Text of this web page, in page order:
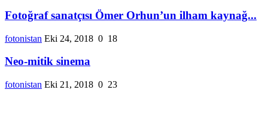
Fotoğraf sanatçısı Ömer Orhun’un ilham kaynağ...
fotonistan Eki 24, 2018 0 18
Neo-mitik sinema
fotonistan Eki 21, 2018 0 23